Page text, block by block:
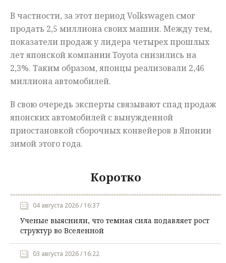
В частности, за этот период Volkswagen смог
продать 2,5 миллиона своих машин. Между тем,
показатели продаж у лидера четырех прошлых
лет японской компании Toyota снизились на
2,3%. Таким образом, японцы реализовали 2,46
миллиона автомобилей.
В свою очередь эксперты связывают спад продаж
японских автомобилей с вынужденной
приостановкой сборочных конвейеров в Японии
зимой этого года.
Коротко
04 августа 2026 / 16:37
Ученые выяснили, что темная сила подавляет рост
структур во Вселенной
03 августа 2026 / 16:22